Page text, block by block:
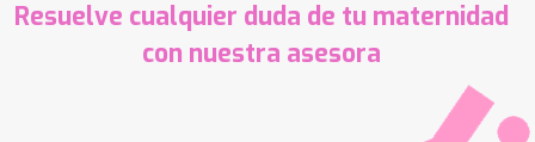
Resuelve cualquier duda de tu maternidad
con nuestra asesora